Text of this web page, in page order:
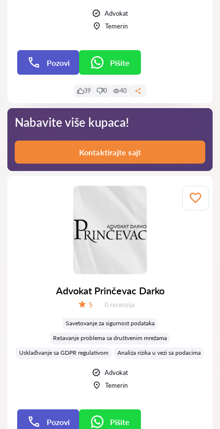
Advokat
Temerin
Pozovi Pišite
39 0 40
Nabavite više kupaca!
Kontaktirajte sajt
Advokat Prinčevac Darko
5 Recenzija:
0 recenzija
Savetovanje za sigurnost podataka
Rešavanje problema sa društvenim mrežama
Usklađivanje sa GDPR regulativom
Analiza rizika u vezi sa podacima
Advokat
Temerin
Pozovi Pišite